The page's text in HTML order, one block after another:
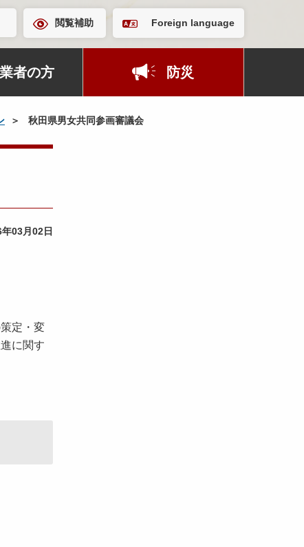
閲覧補助 Foreign language
者の方 防災
秋田県男女共同参画審議会
03月02日
定・変
に関す